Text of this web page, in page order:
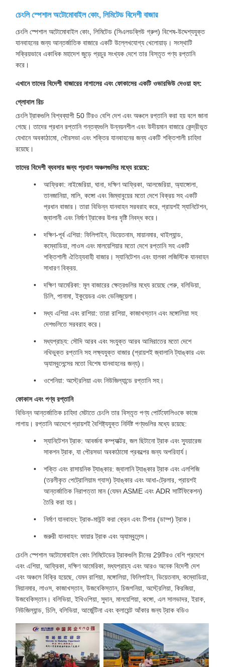
চেংলি স্পেশাল অটোমোবাইল কোং, লিমিটেড বিদেশী বাজার
চেংলি স্পেশাল অটোমোবাইল কোং, লিমিটেড (সিএলডব্লিউ গ্রুপ) বিশেষ-উদ্দেশ্যযুক্ত
যানবাহনের জন্য আন্তর্জাতিক বাজারে একটি উল্লেখযোগ্য খেলোয়াড়। সংস্থাটি
সক্রিয়ভাবে একাধিক মহাদেশ জুড়ে প্রচুর সংখ্যক দেশে তার বিস্তৃত পণ্য রপ্তানি
করে।
এখানে তাদের বিদেশী বাজারের নাগালের এবং ফোকাসের একটি ওভারভিউ দেওয়া হল:
গ্লোবাল রিচ
চেংলি ট্রাকগুলি বিশ্বব্যাপী 50 টিরও বেশি দেশ এবং অঞ্চলে রপ্তানি করা হয় বলে জানা
গেছে। তাদের প্রধান রপ্তানি গন্তব্যগুলি উন্নয়নশীল এবং উদীয়মান বাজারে কেন্দ্রীভূত
যেখানে অবকাঠামো, পৌরসভা এবং শক্তির যানবাহনের জন্য একটি শক্তিশালী চাহিদা
রয়েছে।
তাদের বিদেশী ব্যবসার জন্য প্রধান অঞ্চলগুলির মধ্যে রয়েছে:
আফ্রিকা: নাইজেরিয়া, ঘানা, দক্ষিণ আফ্রিকা, আলজেরিয়া, অ্যাঙ্গোলা,
তানজানিয়া, মালি, কঙ্গো এবং জিম্বাবুয়ের মতো দেশে বিক্রয় সহ একটি
প্রধান বাজার। তারা বিভিন্ন যানবাহন সরবরাহ করে, প্রায়শই স্যানিটেশন,
জ্বালানী এবং নির্মাণ ট্রাকের উপর দৃষ্টি নিবদ্ধ করে।
দক্ষিণ-পূর্ব এশিয়া: ফিলিপাইন, ভিয়েতনাম, মায়ানমার, থাইল্যান্ড,
কম্বোডিয়া, লাওস এবং মালয়েশিয়ার মতো দেশে রপ্তানি সহ একটি
শক্তিশালী ঐতিহ্যবাহী বাজার। স্যানিটেশন এবং হালকা লজিস্টিক যানবাহন
সাধারণ বিক্রয়.
দক্ষিণ আমেরিকা: মূল বাজারের ক্ষেত্রগুলির মধ্যে রয়েছে পেরু, বলিভিয়া,
চিলি, পানামা, ইকুয়েডর এবং ভেনিজুয়েলা।
মধ্য এশিয়া এবং রাশিয়া: তারা রাশিয়া, কাজাখস্তান এবং মঙ্গোলিয়া সহ
দেশগুলিতে সরবরাহ করে।
মধ্যপ্রাচ্য: সৌদি আরব এবং সংযুক্ত আরব আমিরাতের মতো দেশে
নথিভুক্ত রপ্তানি সহ লক্ষ্যযুক্ত বাজার (প্রায়শই জ্বালানি ট্যাঙ্কার এবং
অ্যাম্বুলেন্সের মতো বিশেষ যানবাহনের জন্য)।
ওশেনিয়া: অস্ট্রেলিয়া এবং নিউজিল্যান্ডে রপ্তানি সহ।
ফোকাস এবং পণ্য রপ্তানি
বিভিন্ন আন্তর্জাতিক চাহিদা মেটাতে চেংলি তার বিস্তৃত পণ্য পোর্টফোলিওকে কাজে
লাগায়। রপ্তানি আদেশে প্রায়শই বৈশিষ্ট্যযুক্ত নির্দিষ্ট পণ্যগুলির মধ্যে রয়েছে:
স্যানিটেশন ট্রাক: আবর্জনা কম্প্যাক্টর, জল ছিটানো ট্রাক এবং স্যুয়ারেজ
সাকশন ট্রাক, যা পৌরসভা অবকাঠামো প্রকল্পের জন্য অপরিহার্য।
শক্তি এবং রাসায়নিক ট্যাঙ্কার: জ্বালানি ট্যাঙ্কার ট্রাক এবং এলপিজি
(তরলীকৃত পেট্রোলিয়াম গ্যাস) ট্যাঙ্কার এবং আধা-ট্রেলার, প্রায়শই
আন্তর্জাতিক নিরাপত্তা মান (যেমন ASME এবং ADR সার্টিফিকেশন)
তৈরি করা হয়।
নির্মাণ যানবাহন: ট্রাক-মাউন্ট করা ক্রেন এবং টিপার (ডাম্প) ট্রাক।
জরুরী যানবাহন: ফায়ার ট্রাক এবং অ্যাম্বুলেন্স।
চেংলি স্পেশাল অটোমোবাইল কোং লিমিটেডের ট্রাকগুলি চীনের 29টিরও বেশি প্রদেশে
এবং এশিয়া, আফ্রিকা, দক্ষিণ আমেরিকা, মধ্যপ্রাচ্য এবং আরও অনেক বিদেশী দেশ
এবং অঞ্চলে বিক্রি হয়েছে, যেমন রাশিয়া, মঙ্গোলিয়া, ফিলিপাইন, ভিয়েতনাম, কম্বোডিয়া,
মিয়ানমার, লাওস, কাজাখস্তান, উজবেকিস্তান, চিজগনিয়া, অস্ট্রেলিয়া, কিরজিয়া,
উজবেকিস্তান। বলিভিয়া, ইথিওপিয়া, সুদান, মালয়েশিয়া, কঙ্গো, এল সালভাদর, ইরাক,
নিউজিল্যান্ড, চিলি, বলিভিয়া, আর্জেন্টিনা এবং ক্লায়েন্ট আঁকার জন্য ট্রাক বডিও